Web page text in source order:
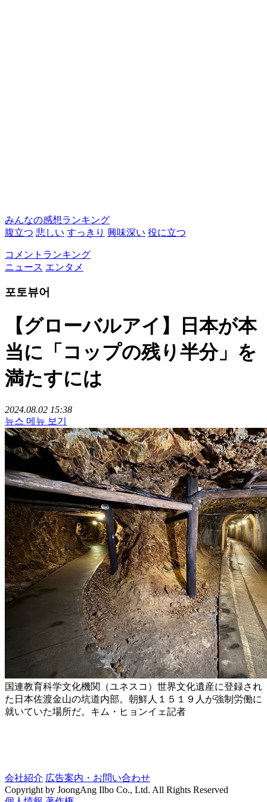
みんなの感想ランキング
腹立つ 悲しい すっきり 興味深い 役に立つ
コメントランキング
ニュース エンタメ
포토뷰어
【グローバルアイ】日本が本
当に「コップの残り半分」を
満たすには
2024.08.02 15:38
뉴스 메뉴 보기
国連教育科学文化機関（ユネスコ）世界文化遺産に登録され
た日本佐渡金山の坑道内部。朝鮮人１５１９人が強制労働に
就いていた場所だ。キム・ヒョンイェ記者
会社紹介 広告案内・お問い合わせ
Copyright by JoongAng Ilbo Co., Ltd. All Rights Reserved